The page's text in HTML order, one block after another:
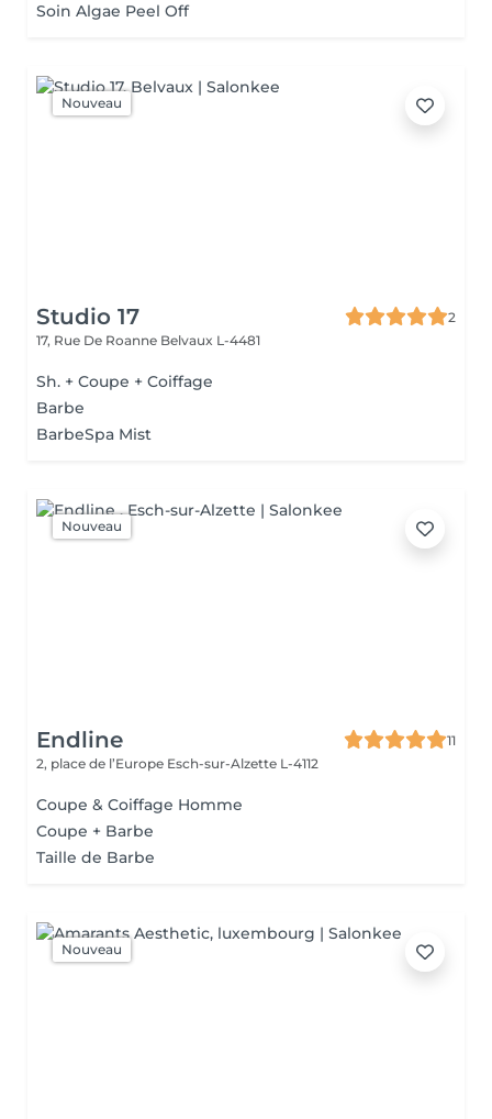
Soin Algae Peel Off
Nouveau
Studio 17
2
17, Rue De Roanne Belvaux L-4481
Sh. + Coupe + Coiffage
Barbe
BarbeSpa Mist
Nouveau
Endline
11
2, place de l’Europe Esch-sur-Alzette L-4112
Coupe & Coiffage Homme
Coupe + Barbe
Taille de Barbe
Nouveau